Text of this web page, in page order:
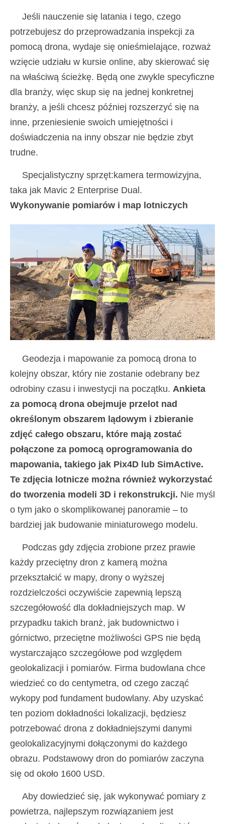
Jeśli nauczenie się latania i tego, czego
potrzebujesz do przeprowadzania inspekcji za
pomocą drona, wydaje się onieśmielające, rozważ
wzięcie udziału w kursie online, aby skierować się
na właściwą ścieżkę. Będą one zwykle specyficzne
dla branży, więc skup się na jednej konkretnej
branży, a jeśli chcesz później rozszerzyć się na
inne, przeniesienie swoich umiejętności i
doświadczenia na inny obszar nie będzie zbyt
trudne.
Specjalistyczny sprzęt:kamera termowizyjna,
taka jak Mavic 2 Enterprise Dual.
Wykonywanie pomiarów i map lotniczych
Geodezja i mapowanie za pomocą drona to
kolejny obszar, który nie zostanie odebrany bez
odrobiny czasu i inwestycji na początku. Ankieta
za pomocą drona obejmuje przelot nad
określonym obszarem lądowym i zbieranie
zdjęć całego obszaru, które mają zostać
połączone za pomocą oprogramowania do
mapowania, takiego jak Pix4D lub SimActive.
Te zdjęcia lotnicze można również wykorzystać
do tworzenia modeli 3D i rekonstrukcji. Nie myśl
o tym jako o skomplikowanej panoramie – to
bardziej jak budowanie miniaturowego modelu.
Podczas gdy zdjęcia zrobione przez prawie
każdy przeciętny dron z kamerą można
przekształcić w mapy, drony o wyższej
rozdzielczości oczywiście zapewnią lepszą
szczegółowość dla dokładniejszych map. W
przypadku takich branż, jak budownictwo i
górnictwo, przeciętne możliwości GPS nie będą
wystarczająco szczegółowe pod względem
geolokalizacji i pomiarów. Firma budowlana chce
wiedzieć co do centymetra, od czego zacząć
wykopy pod fundament budowlany. Aby uzyskać
ten poziom dokładności lokalizacji, będziesz
potrzebować drona z dokładniejszymi danymi
geolokalizacyjnymi dołączonymi do każdego
obrazu. Podstawowy dron do pomiarów zaczyna
się od około 1600 USD.
Aby dowiedzieć się, jak wykonywać pomiary z
powietrza, najlepszym rozwiązaniem jest